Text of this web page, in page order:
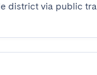
district via public